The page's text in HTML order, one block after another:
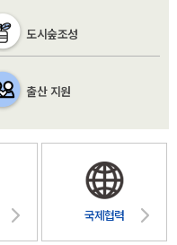
도시숲조성
출산 지원
국제협력